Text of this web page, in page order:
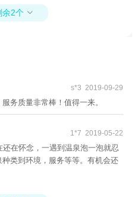
余2个 
s*3 2019-09-29
务质量非常棒！值得一来。
1*7 2019-05-22
在怀念，一遇到温泉泡一泡就忍
类到环境，服务等等。有机会还